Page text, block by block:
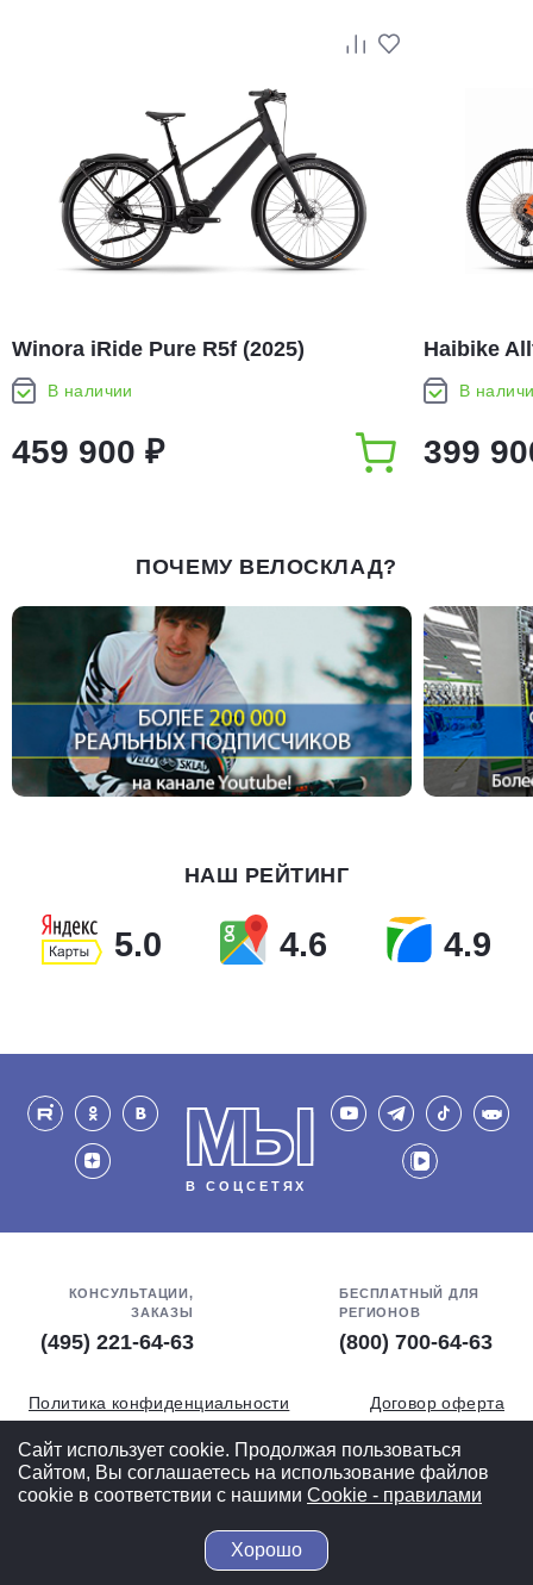
Winora iRide Pure R5f (2025)
В наличии
459 900 ₽
Haibike
В
399
ПОЧЕМУ ВЕЛОСКЛАД?
НАШ РЕЙТИНГ
5.0 4.6 4.9
МЫ
В СОЦСЕТЯХ
КОНСУЛЬТАЦИИ,
ЗАКАЗЫ
(495) 221-64-63
БЕСПЛАТНЫЙ ДЛЯ
РЕГИОНОВ
(800) 700-64-63
Политика конфиденциальности
Договор оферта
Обработка персональных данных
СОУТ
Полная версия
© 2004-2026 ВелоСклад.ру - более 20 лет радуем Вас!
Сайт использует cookie. Продолжая пользоваться
Сайтом, Вы соглашаетесь на использование файлов
cookie в соответствии с нашими Cookiе - правилами
Хорошо